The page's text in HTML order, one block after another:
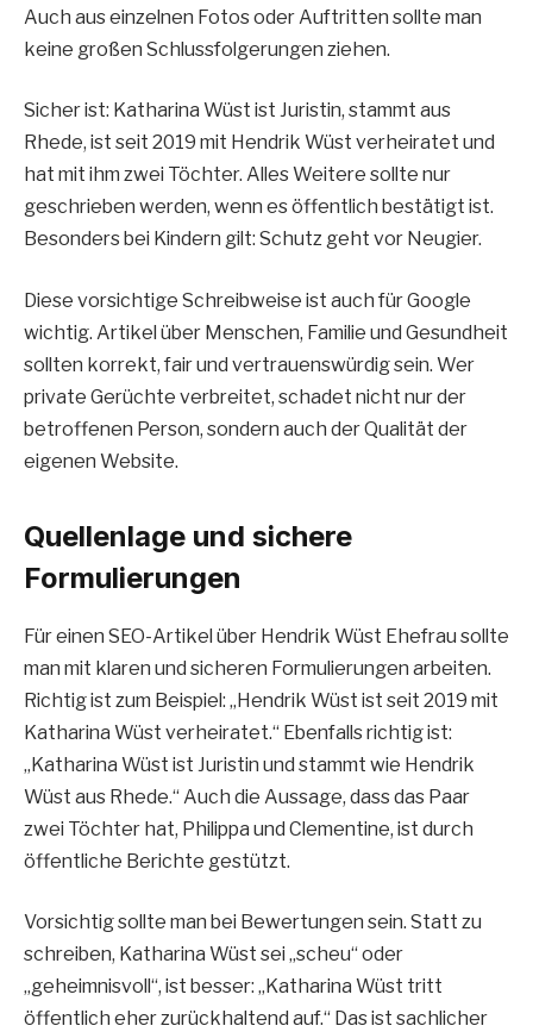
Auch aus einzelnen Fotos oder Auftritten sollte man
keine großen Schlussfolgerungen ziehen.
Sicher ist: Katharina Wüst ist Juristin, stammt aus
Rhede, ist seit 2019 mit Hendrik Wüst verheiratet und
hat mit ihm zwei Töchter. Alles Weitere sollte nur
geschrieben werden, wenn es öffentlich bestätigt ist.
Besonders bei Kindern gilt: Schutz geht vor Neugier.
Diese vorsichtige Schreibweise ist auch für Google
wichtig. Artikel über Menschen, Familie und Gesundheit
sollten korrekt, fair und vertrauenswürdig sein. Wer
private Gerüchte verbreitet, schadet nicht nur der
betroffenen Person, sondern auch der Qualität der
eigenen Website.
Quellenlage und sichere
Formulierungen
Für einen SEO-Artikel über Hendrik Wüst Ehefrau sollte
man mit klaren und sicheren Formulierungen arbeiten.
Richtig ist zum Beispiel: „Hendrik Wüst ist seit 2019 mit
Katharina Wüst verheiratet.“ Ebenfalls richtig ist:
„Katharina Wüst ist Juristin und stammt wie Hendrik
Wüst aus Rhede.“ Auch die Aussage, dass das Paar
zwei Töchter hat, Philippa und Clementine, ist durch
öffentliche Berichte gestützt.
Vorsichtig sollte man bei Bewertungen sein. Statt zu
schreiben, Katharina Wüst sei „scheu“ oder
„geheimnisvoll“, ist besser: „Katharina Wüst tritt
öffentlich eher zurückhaltend auf.“ Das ist sachlicher